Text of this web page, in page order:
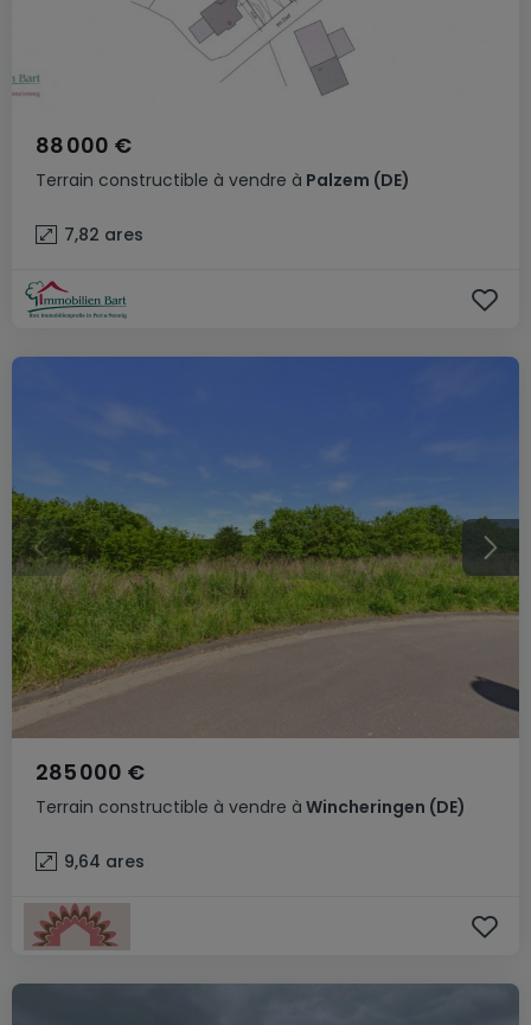
Terrain constructible à vendre à Palzem (DE)
88 000 €
7,82 ares
Terrain constructible à vendre à Wincheringen (DE)
285 000 €
9,64 ares